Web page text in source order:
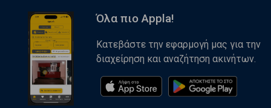
Όλα πιο Appla!
Κατεβάστε την εφαρμογή μας για την
διαχείρηση και αναζήτηση ακινήτων.